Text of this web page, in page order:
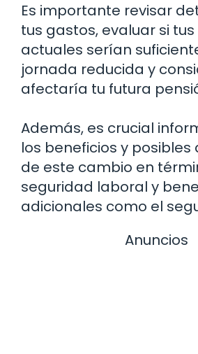
Es importante revisar
tus gastos, evaluar si
actuales serían
jornada reducida y
afectaría tu futura
Además, es crucial
los beneficios y
de este cambio en
seguridad laboral y
adicionales como el
Anuncios